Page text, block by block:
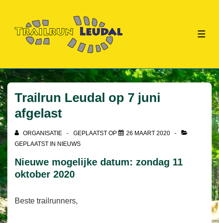
Doorgaan
hoofdinhoud
Trailrun Leudal op 7 juni
afgelast
ORGANISATIE GEPLAATST OP
26 MAART 2020
GEPLAATST IN NIEUWS
Nieuwe mogelijke datum: zondag 11
oktober 2020
Beste trailrunners,